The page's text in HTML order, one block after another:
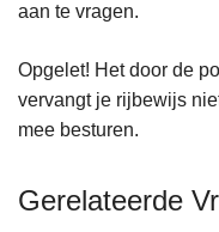
aan te vragen.
Opgelet! Het door de
vervangt je rijbewijs
mee besturen.
Gerelateerde